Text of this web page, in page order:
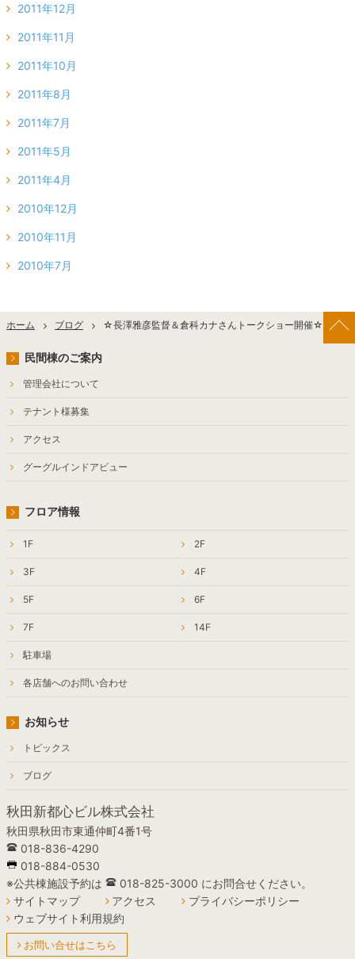
2011年12月
2011年11月
2011年10月
2011年8月
2011年7月
2011年5月
2011年4月
2010年12月
2010年11月
2010年7月
ホーム ブログ ☆長澤雅彦監督＆倉科カナさんトークショー開催☆
民間棟のご案内
管理会社について
テナント様募集
アクセス
グーグルインドアビュー
フロア情報
1F 2F
3F 4F
5F 6F
7F 14F
駐車場
各店舗へのお問い合わせ
お知らせ
トピックス
ブログ
秋田新都心ビル株式会社
秋田県秋田市東通仲町4番1号
018-836-4290
018-884-0530
※公共棟施設予約は
018-825-3000 にお問合せください。
サイトマップ
アクセス
プライバシーポリシー
ウェブサイト利用規約
お問い合せはこちら